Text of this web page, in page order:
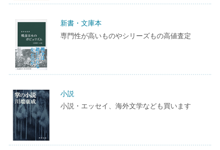
新書・文庫本
専門性が高いものやシリーズもの高値査定
小説
小説・エッセイ、海外文学なども買います